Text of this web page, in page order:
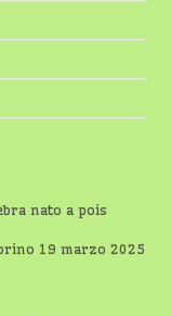
nato a pois
19 marzo 2025